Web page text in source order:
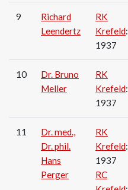
9
Richard
Leendertz
RK
Krefeld:
1937
10
Dr. Bruno
Meller
RK
Krefeld:
1937
11
Dr. med.,
Dr. phil.
Hans
Perger
RK
Krefeld:
1937
RC